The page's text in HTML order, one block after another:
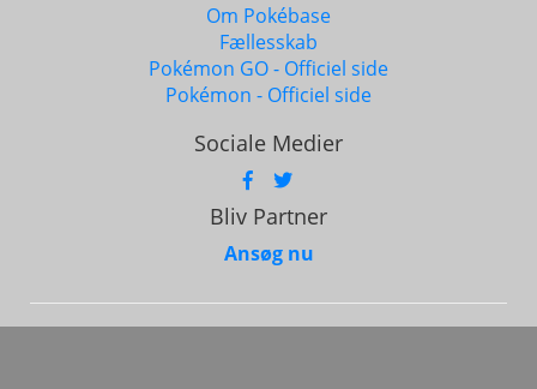
Om Pokébase
Fællesskab
Pokémon GO - Officiel side
Pokémon - Officiel side
Sociale Medier
Bliv Partner
Ansøg nu